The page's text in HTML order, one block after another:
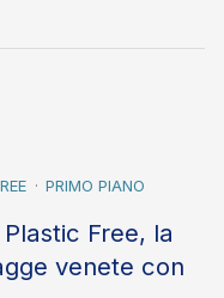
PRIMO PIANO
Free, la
venete con